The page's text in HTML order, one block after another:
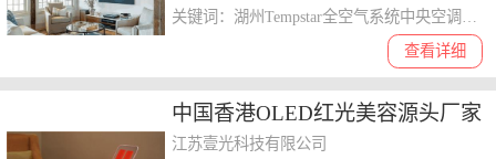
查看详细
关键词：湖州Tempstar全空气系统中央空调中国区总代,全空气系统中央空调
中国香港OLED红光美容源头厂家
欢迎咨询 江苏壹光供应
江苏壹光科技有限公司